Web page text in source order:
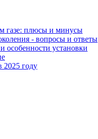
газе: плюсы и минусы
- вопросы и ответы
установки
2025 году